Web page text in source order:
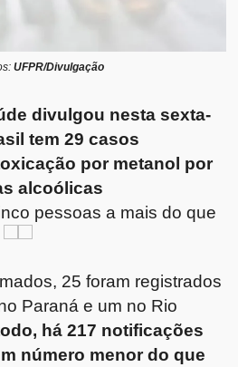
UFPR/Divulgação
divulgou nesta sexta-
tem 29 casos
por metanol por
alcoólicas
pessoas a mais do que
25 foram registrados
Paraná e um no Rio
há 217 notificações
número menor do que